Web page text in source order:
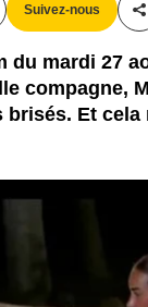
Suivez-nous
mardi 27
compagne,
Et